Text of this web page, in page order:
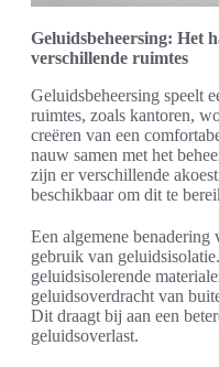
Geluidsbeheersing: Het
verschillende ruimtes
Geluidsbeheersing speelt
ruimtes, zoals kantoren,
creëren van een
nauw samen met het
zijn er verschillende
beschikbaar om dit te
Een algemene benadering
gebruik van
geluidsisolerende
geluidsoverdracht van
Dit draagt bij aan een
geluidsoverlast.